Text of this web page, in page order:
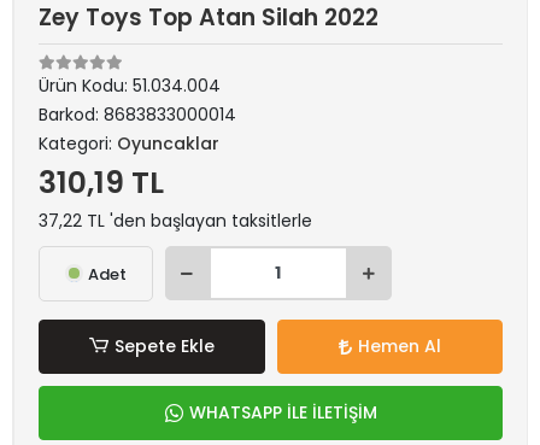
Zey Toys Top Atan Silah 2022
Ürün Kodu: 51.034.004
Barkod: 8683833000014
Kategori: Oyuncaklar
310,19 TL
37,22 TL 'den başlayan taksitlerle
Adet
Sepete Ekle Hemen Al
WHATSAPP İLE İLETİŞİM